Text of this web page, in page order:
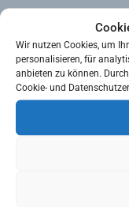
Wir nutzen Cookies, um
personalisieren, für
anbieten zu können.
Cookie- und
Dezember Sonntag,
Weiterlesen »
Samstag, 16.